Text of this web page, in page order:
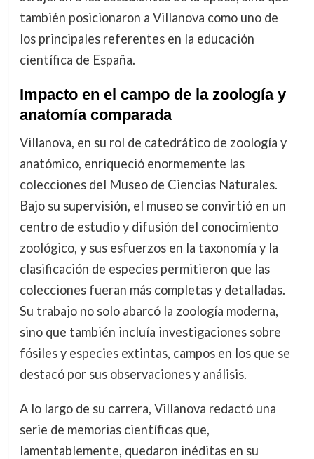
también posicionaron a Villanova como uno de
los principales referentes en la educación
científica de España.
Impacto en el campo de la zoología y
anatomía comparada
Villanova, en su rol de catedrático de zoología y
anatómico, enriqueció enormemente las
colecciones del Museo de Ciencias Naturales.
Bajo su supervisión, el museo se convirtió en un
centro de estudio y difusión del conocimiento
zoológico, y sus esfuerzos en la taxonomía y la
clasificación de especies permitieron que las
colecciones fueran más completas y detalladas.
Su trabajo no solo abarcó la zoología moderna,
sino que también incluía investigaciones sobre
fósiles y especies extintas, campos en los que se
destacó por sus observaciones y análisis.
A lo largo de su carrera, Villanova redactó una
serie de memorias científicas que,
lamentablemente, quedaron inéditas en su